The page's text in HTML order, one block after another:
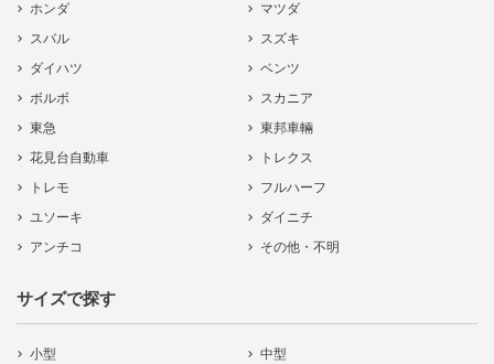
ホンダ
マツダ
スバル
スズキ
ダイハツ
ベンツ
ボルボ
スカニア
東急
東邦車輛
花見台自動車
トレクス
トレモ
フルハーフ
ユソーキ
ダイニチ
アンチコ
その他・不明
サイズで探す
小型
中型